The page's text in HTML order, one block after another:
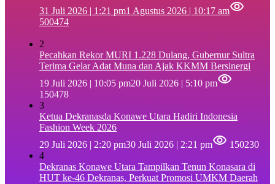
31 Juli 2026 | 1:21 pm1 Agustus 2026 | 10:17 am
500474
2
Pecahkan Rekor MURI 1.228 Dulang, Gubernur Sultra
Terima Gelar Adat Muna dan Ajak KKMM Bersinergi
19 Juli 2026 | 10:05 pm20 Juli 2026 | 5:10 pm
150478
3
Ketua Dekranasda Konawe Utara Hadiri Indonesia
Fashion Week 2026
29 Juli 2026 | 2:20 pm30 Juli 2026 | 2:21 pm
150230
4
Dekranas Konawe Utara Tampilkan Tenun Konasara di
HUT ke-46 Dekranas, Perkuat Promosi UMKM Daerah